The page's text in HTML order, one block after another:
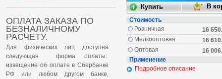
ОПЛАТА ЗАКАЗА ПО
БЕЗНАЛИЧНОМУ
РАСЧЕТУ.
Для физических лиц доступна
следующая форма оплаты:
извещение об оплате в Сбербанке
РФ или любом другом банке,
Стоимость
16
Розничная
16
Мелкооптовая
16
Оптовая
Применение
Подробное описание